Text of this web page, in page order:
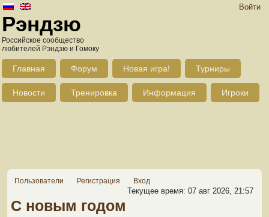
Войти
Рэндзю
Российское сообщество
любителей Рэндзю и Гомоку
Главная Форум Новая игра! Турниры
Новости Тренировка Информация Игроки
Пользователи Регистрация Вход
Текущее время: 07 авг 2026, 21:57
С новым годом